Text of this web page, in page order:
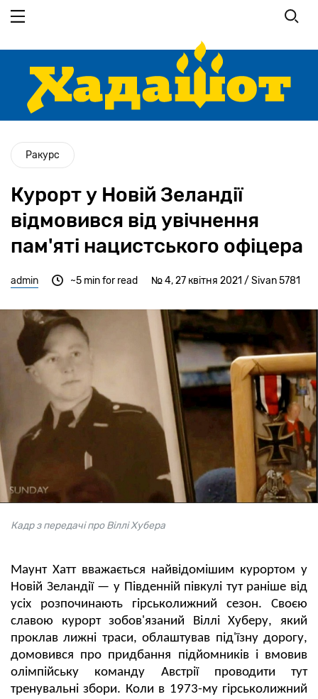
основного
Ракурс
Курорт у Новій Зеландії
відмовився від увічнення
пам'яті нацистського офіцера
admin № 4, 27 квітня 2021 / Sivan 5781
~5 min for read
Кадр з передачі про Віллі Хубера
Маунт Хатт вважається найвідомішим курортом у
Новій Зеландії — у Південній півкулі тут раніше від
усіх розпочинають гірськолижний сезон. Своєю
славою курорт зобов'язаний Віллі Хуберу, який
проклав лижні траси, облаштував під'їзну дорогу,
домовився про придбання підйомників і вмовив
олімпійську команду Австрії проводити тут
тренувальні збори. Коли в 1973-му гірськолижний